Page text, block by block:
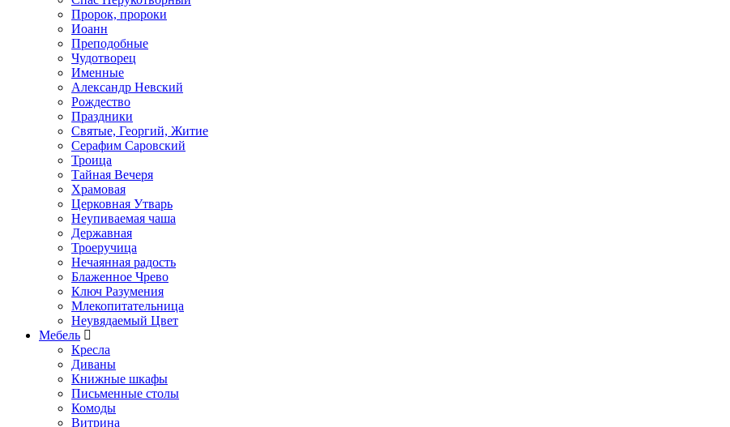
Пророк, пророки
Иоанн
Преподобные
Чудотворец
Именные
Александр Невский
Рождество
Праздники
Святые, Георгий, Житие
Серафим Саровский
Троица
Тайная Вечеря
Храмовая
Церковная Утварь
Неупиваемая чаша
Державная
Троеручица
Нечаянная радость
Блаженное Чрево
Ключ Разумения
Млекопитательница
Неувядаемый Цвет
Мебель
Кресла
Диваны
Книжные шкафы
Письменные столы
Комоды
Витрина